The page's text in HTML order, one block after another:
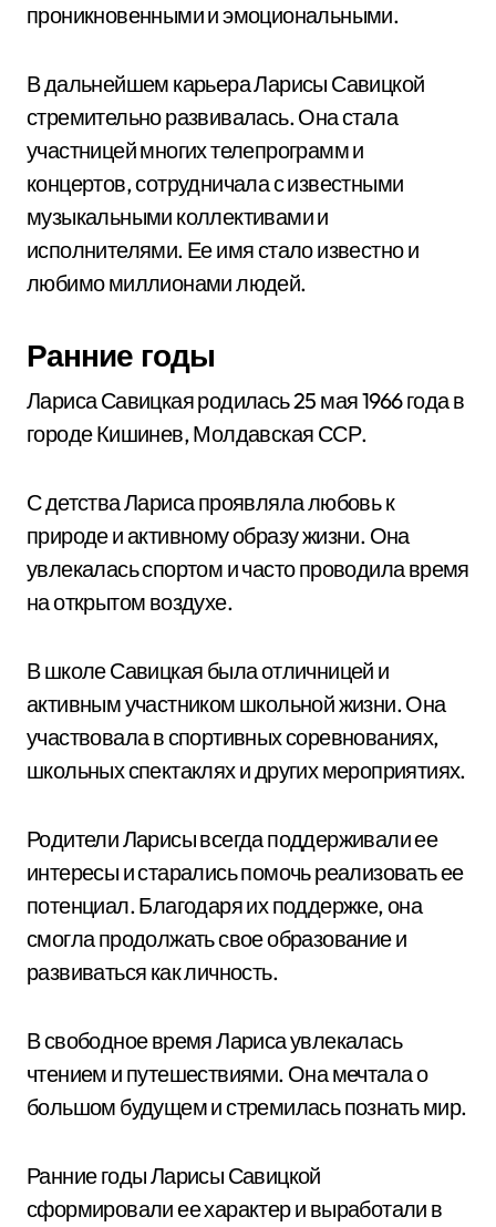
проникновенными и эмоциональными.
В дальнейшем карьера Ларисы Савицкой
стремительно развивалась. Она стала
участницей многих телепрограмм и
концертов, сотрудничала с известными
музыкальными коллективами и
исполнителями. Ее имя стало известно и
любимо миллионами людей.
Ранние годы
Лариса Савицкая родилась 25 мая 1966 года в
городе Кишинев, Молдавская ССР.
С детства Лариса проявляла любовь к
природе и активному образу жизни. Она
увлекалась спортом и часто проводила время
на открытом воздухе.
В школе Савицкая была отличницей и
активным участником школьной жизни. Она
участвовала в спортивных соревнованиях,
школьных спектаклях и других мероприятиях.
Родители Ларисы всегда поддерживали ее
интересы и старались помочь реализовать ее
потенциал. Благодаря их поддержке, она
смогла продолжать свое образование и
развиваться как личность.
В свободное время Лариса увлекалась
чтением и путешествиями. Она мечтала о
большом будущем и стремилась познать мир.
Ранние годы Ларисы Савицкой
сформировали ее характер и выработали в